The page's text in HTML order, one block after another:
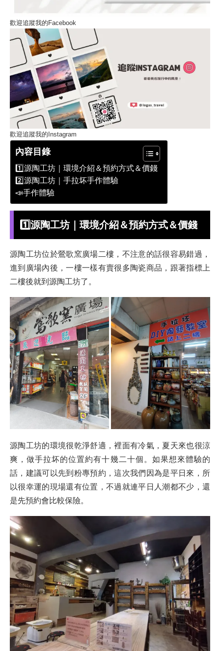
歡迎追蹤我的Facebook
歡迎追蹤我的Instagram
內容目錄
1️⃣源陶工坊｜環境介紹＆預約方式＆價錢
2️⃣源陶工坊｜手拉坏手作體驗
📣手作體驗
1️⃣源陶工坊｜環境介紹＆預約方式＆價錢
源陶工坊位於鶯歌窯廣場二樓，不注意的話很容易錯過，
進到廣場內後，一樓一樣有賣很多陶瓷商品，跟著指標上
二樓後就到源陶工坊了。
源陶工坊的環境很乾淨舒適，裡面有冷氣，夏天來也很涼
爽，做手拉坏的位置約有十幾二十個。如果想來體驗的
話，建議可以先到粉專預約，這次我們因為是平日來，所
以很幸運的現場還有位置，不過就連平日人潮都不少，還
是先預約會比較保險。